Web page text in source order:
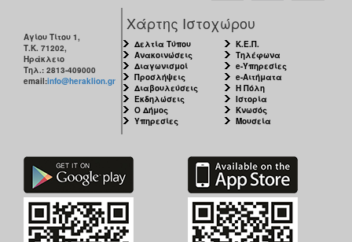
Αγίου Τίτου 1,
Τ.Κ. 71202,
Ηράκλειο
Τηλ.: 2813-409000
email:info@heraklion.gr
Χάρτης Ιστοχώρου
Δελτία Τύπου
Ανακοινώσεις
Διαγωνισμοί
Προσλήψεις
Διαβουλεύσεις
Εκδηλώσεις
Ο Δήμος
Υπηρεσίες
Κ.Ε.Π.
Τηλέφωνα
e-Υπηρεσίες
e-Αιτήματα
Η Πόλη
Ιστορία
Κνωσός
Μουσεία